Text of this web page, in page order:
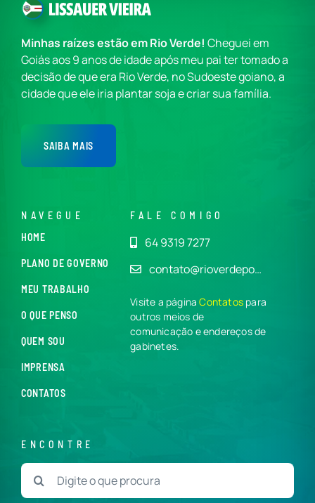
Minhas raízes estão em Rio Verde! Cheguei em
Goiás aos 9 anos de idade após meu pai ter tomado a
decisão de que era Rio Verde, no Sudoeste goiano, a
cidade que ele iria plantar soja e criar sua família.
SAIBA MAIS
NAVEGUE
HOME
PLANO DE GOVERNO
MEU TRABALHO
O QUE PENSO
QUEM SOU
IMPRENSA
CONTATOS
FALE COMIGO
64 9319 7277
contato@rioverdepo…
Visite a páginaContatos para
outros meios de
comunicação e endereços de
gabinetes.
ENCONTRE
Buscar
resultados